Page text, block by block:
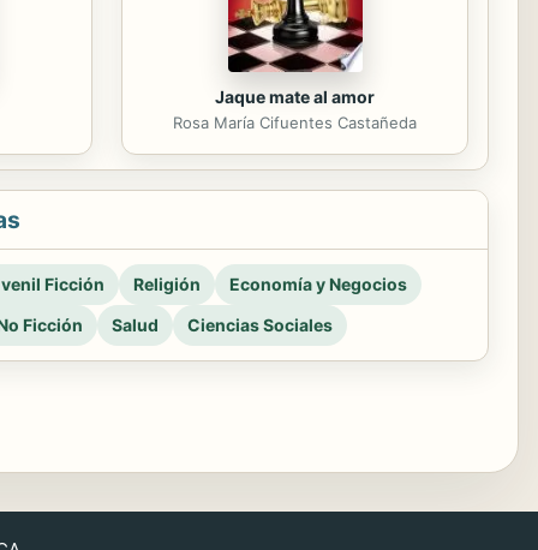
Jaque mate al amor
Rosa María Cifuentes Castañeda
Ficción Religión
Economía y Negocios
Ficción
Salud Ciencias Sociales